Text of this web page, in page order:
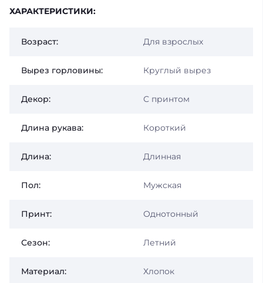
ХАРАКТЕРИСТИКИ:
Возраст: Для взрослых
Вырез горловины: Круглый вырез
Декор: С принтом
Длина рукава: Короткий
Длина: Длинная
Пол: Мужская
Принт: Однотонный
Сезон: Летний
Материал: Хлопок